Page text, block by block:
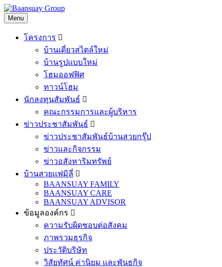
Skip
to
content
Menu
โครงการ
บ้านเดี่ยวสไตล์ใหม่
บ้านรูปแบบใหม่
โฮมออฟฟิศ
ทาวน์โฮม
นักลงทุนสัมพันธ์
คณะกรรมการและผู้บริหาร
ข่าวประชาสัมพันธ์
ข่าวประชาสัมพันธ์บ้านสวยกรุ๊ป
ข่าวและกิจกรรม
ข่าวอสังหาริมทรัพย์
บ้านสวยแฟมิลี่
BAANSUAY FAMILY
BAANSUAY CARE
BAANSUAY ADVISOR
ข้อมูลองค์กร
ความรับผิดชอบต่อสังคม
ภาพรวมธุรกิจ
ประวัติบริษัท
วิสัยทัศน์ ค่านิยม และพันธกิจ